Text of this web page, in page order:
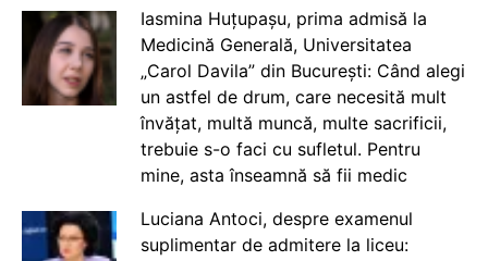
Iasmina Huțupașu, prima admisă la
Medicină Generală, Universitatea
„Carol Davila” din București: Când alegi
un astfel de drum, care necesită mult
învățat, multă muncă, multe sacrificii,
trebuie s-o faci cu sufletul. Pentru
mine, asta înseamnă să fii medic
Luciana Antoci, despre examenul
suplimentar de admitere la liceu: